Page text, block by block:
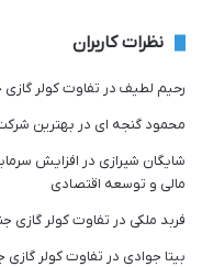
نظرات کاربران
رحیم لطیف در تفاوت کولر گازی
محمود گنجه ای در بهترین
شایگان شیرازی در افزایش
مالی و توسعه اقتصادی
فربد ملکی در تفاوت کولر گازی
بیتا جوادی در تفاوت کولر گازی